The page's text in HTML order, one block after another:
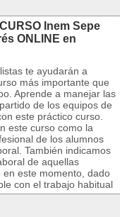
Inem Sepe
ONLINE en
te ayudarán a
más importante que
Aprende a manejar las
de los equipos de
este práctico curso.
este curso como la
de los alumnos
También indicamos
de aquellas
este momento, dado
con el trabajo habitual